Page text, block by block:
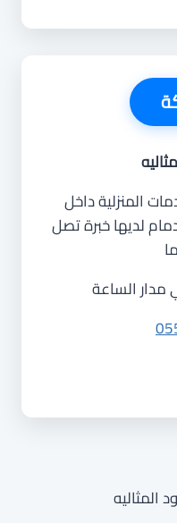
المنزلية داخل
لديها خبرة تصل
الساعة